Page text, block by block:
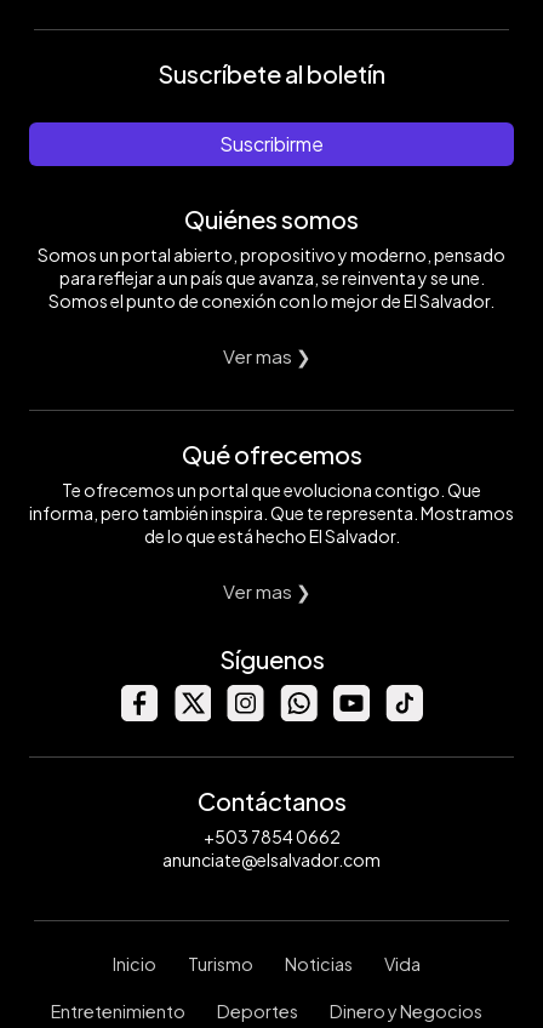
Suscríbete al boletín
Suscribirme
Quiénes somos
Somos un portal abierto, propositivo y moderno, pensado
para reflejar a un país que avanza, se reinventa y se une.
Somos el punto de conexión con lo mejor de El Salvador.
Ver mas ❯
Qué ofrecemos
Te ofrecemos un portal que evoluciona contigo. Que
informa, pero también inspira. Que te representa. Mostramos
de lo que está hecho El Salvador.
Ver mas ❯
Síguenos
Contáctanos
+503 7854 0662
anunciate@elsalvador.com
Inicio Turismo Noticias Vida
Entretenimiento Deportes Dinero y Negocios